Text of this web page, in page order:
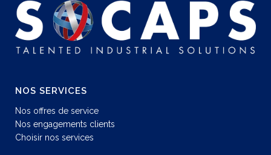
NOS SERVICES
Nos offres de service
Nos engagements clients
Choisir nos services